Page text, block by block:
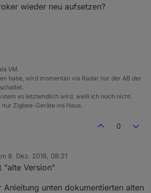
wieder neu aufsetzen?
VM.
habe, wird momentan via Radar nur der AB der
es letztendlich wird, weiß ich noch nicht.
Zigbee-Geräte ins Haus.
0
8. Dez. 2018, 08:21
von
"alte Version"
Anleitung unten dokumentierten alten